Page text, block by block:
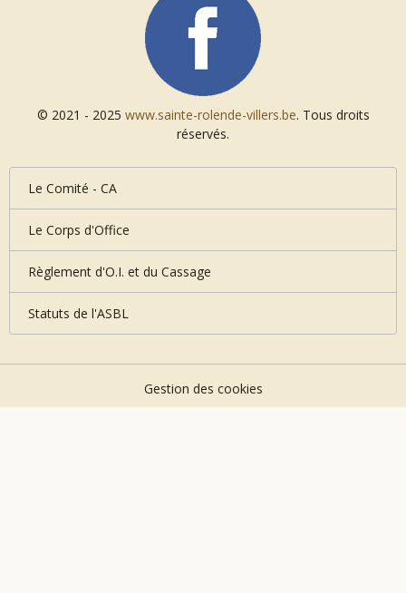
© 2021 - 2025 www.sainte-rolende-villers.be. Tous droits
réservés.
Le Comité - CA
Le Corps d'Office
Règlement d'O.I. et du Cassage
Statuts de l'ASBL
Gestion des cookies